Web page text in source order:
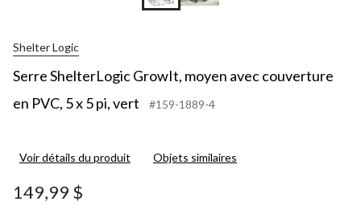
Shelter Logic
Serre ShelterLogic GrowIt, moyen avec couverture
en PVC, 5 x 5 pi, vert
#159-1889-4
Voir détails du produit Objets similaires
149,99 $